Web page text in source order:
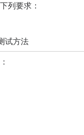
列要求：
试方法